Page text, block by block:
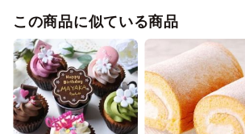
この商品に似ている商品